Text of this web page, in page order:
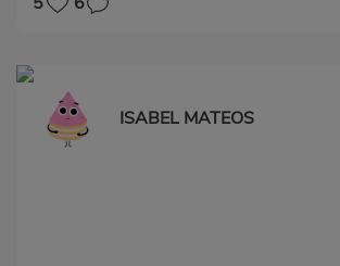
ISABEL MATEOS